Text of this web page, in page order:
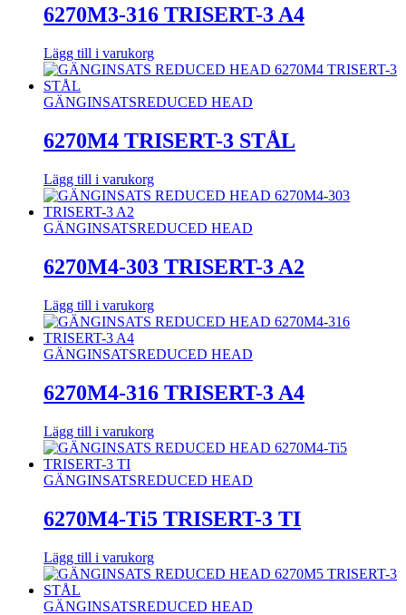
6270M3-316 TRISERT-3 A4
Lägg till i varukorg
GÄNGINSATSREDUCED HEAD
6270M4 TRISERT-3 STÅL
Lägg till i varukorg
GÄNGINSATSREDUCED HEAD
6270M4-303 TRISERT-3 A2
Lägg till i varukorg
GÄNGINSATSREDUCED HEAD
6270M4-316 TRISERT-3 A4
Lägg till i varukorg
GÄNGINSATSREDUCED HEAD
6270M4-Ti5 TRISERT-3 TI
Lägg till i varukorg
GÄNGINSATSREDUCED HEAD